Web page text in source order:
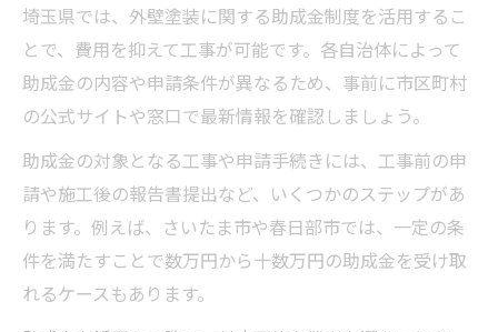
埼玉県では、外壁塗装に関する助成金制度を活用するこ
とで、費用を抑えて工事が可能です。各自治体によって
助成金の内容や申請条件が異なるため、事前に市区町村
の公式サイトや窓口で最新情報を確認しましょう。
助成金の対象となる工事や申請手続きには、工事前の申
請や施工後の報告書提出など、いくつかのステップがあ
ります。例えば、さいたま市や春日部市では、一定の条
件を満たすことで数万円から十数万円の助成金を受け取
れるケースもあります。